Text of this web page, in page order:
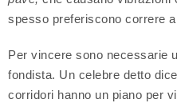
spesso preferiscono correre
Per vincere sono necessarie
fondista. Un celebre detto
corridori hanno un piano per